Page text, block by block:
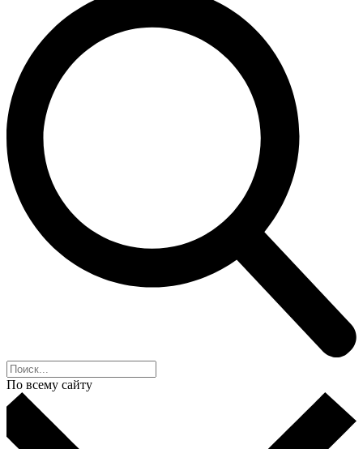
По всему сайту